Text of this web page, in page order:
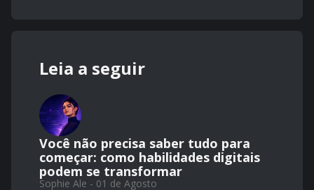
Leia a seguir
Você não precisa saber tudo para
começar: como habilidades digitais
podem se transformar
Sophie Ale - 01 de Agosto